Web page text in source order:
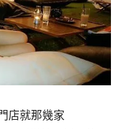
店就那幾家